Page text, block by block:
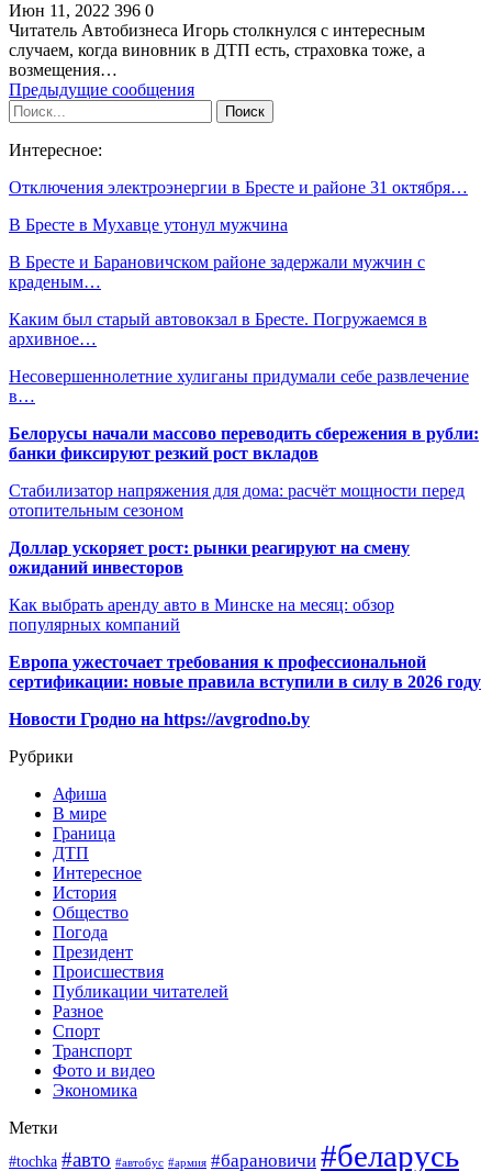
Июн 11, 2022 396 0
Читатель Автобизнеса Игорь столкнулся с интересным
случаем, когда виновник в ДТП есть, страховка тоже, а
возмещения…
Предыдущие сообщения
Интересное:
Отключения электроэнергии в Бресте и районе 31 октября…
В Бресте в Мухавце утонул мужчина
В Бресте и Барановичском районе задержали мужчин с
краденым…
Каким был старый автовокзал в Бресте. Погружаемся в
архивное…
Несовершеннолетние хулиганы придумали себе развлечение
в…
Белорусы начали массово переводить сбережения в рубли:
банки фиксируют резкий рост вкладов
Стабилизатор напряжения для дома: расчёт мощности перед
отопительным сезоном
Доллар ускоряет рост: рынки реагируют на смену
ожиданий инвесторов
Как выбрать аренду авто в Минске на месяц: обзор
популярных компаний
Европа ужесточает требования к профессиональной
сертификации: новые правила вступили в силу в 2026 году
Новости Гродно на https://avgrodno.by
Рубрики
Афиша
В мире
Граница
ДТП
Интересное
История
Общество
Погода
Президент
Происшествия
Публикации читателей
Разное
Спорт
Транспорт
Фото и видео
Экономика
Метки
#tochka #авто #автобус #армия #барановичи #беларусь